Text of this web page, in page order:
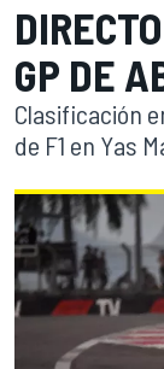
GP DE
Clasificación
de F1 en Yas